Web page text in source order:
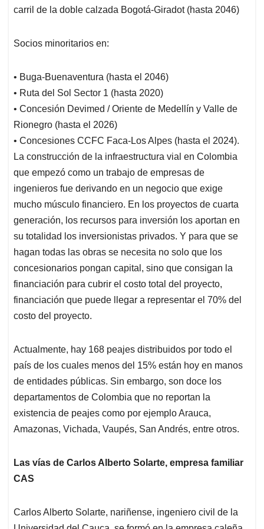
carril de la doble calzada Bogotá-Giradot (hasta 2046)
Socios minoritarios en:
• Buga-Buenaventura (hasta el 2046)
• Ruta del Sol Sector 1 (hasta 2020)
• Concesión Devimed / Oriente de Medellín y Valle de
Rionegro (hasta el 2026)
• Concesiones CCFC Faca-Los Alpes (hasta el 2024).
La construcción de la infraestructura vial en Colombia
que empezó como un trabajo de empresas de
ingenieros fue derivando en un negocio que exige
mucho músculo financiero. En los proyectos de cuarta
generación, los recursos para inversión los aportan en
su totalidad los inversionistas privados. Y para que se
hagan todas las obras se necesita no solo que los
concesionarios pongan capital, sino que consigan la
financiación para cubrir el costo total del proyecto,
financiación que puede llegar a representar el 70% del
costo del proyecto.
Actualmente, hay 168 peajes distribuidos por todo el
país de los cuales menos del 15% están hoy en manos
de entidades públicas. Sin embargo, son doce los
departamentos de Colombia que no reportan la
existencia de peajes como por ejemplo Arauca,
Amazonas, Vichada, Vaupés, San Andrés, entre otros.
Las vías de Carlos Alberto Solarte, empresa familiar
CAS
Carlos Alberto Solarte, nariñense, ingeniero civil de la